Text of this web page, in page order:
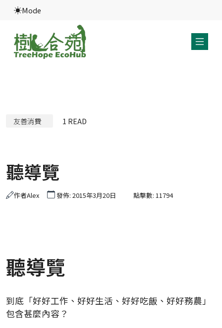
Mode
友善消費 1 READ
聽導覽
作者Alex 發佈: 2015年3月20日 點擊數: 11794
聽導覽
到底「好好工作、好好生活、好好吃飯、好好務農」
包含甚麼內容？